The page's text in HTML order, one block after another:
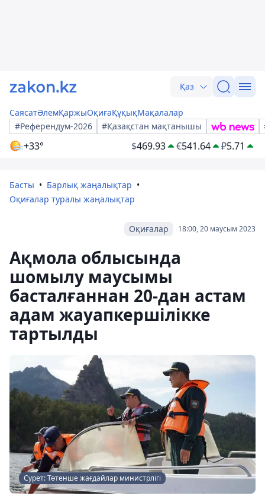
Қаз
СаясатӘлемҚаржыОқиғаҚұқықМақалалар
#Референдум-2026
#Қазақстан мақтанышы
+33° $469.93 €541.64 ₽5.71
Басты
Барлық жаңалықтар
Оқиғалар туралы жаңалықтар
18:00, 20 маусым 2023
Оқиғалар
Ақмола облысында
шомылу маусымы
басталғаннан 20-дан астам
адам жауапкершілікке
тартылды
Сурет: Төтенше жағдайлар министрлігі